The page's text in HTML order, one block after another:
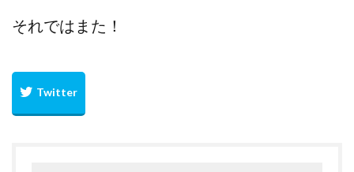
それではまた！